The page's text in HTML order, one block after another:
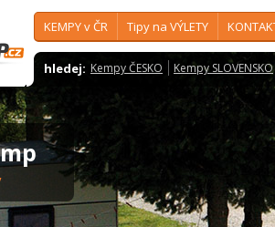
KEMPY v ČR Tipy na VÝLETY
hledej: Kempy ČESKO Kempy SLOVENSKO